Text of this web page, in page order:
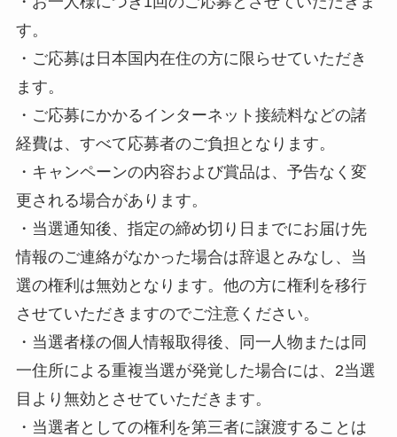
す。
・ご応募は日本国内在住の方に限らせていただき
ます。
・ご応募にかかるインターネット接続料などの諸
経費は、すべて応募者のご負担となります。
・キャンペーンの内容および賞品は、予告なく変
更される場合があります。
・当選通知後、指定の締め切り日までにお届け先
情報のご連絡がなかった場合は辞退とみなし、当
選の権利は無効となります。他の方に権利を移行
させていただきますのでご注意ください。
・当選者様の個人情報取得後、同一人物または同
一住所による重複当選が発覚した場合には、2当選
目より無効とさせていただきます。
・当選者としての権利を第三者に譲渡することは